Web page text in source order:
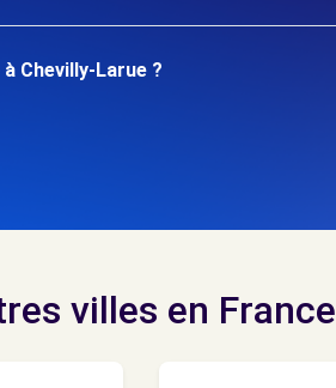
Chevilly-Larue ?
villes en France